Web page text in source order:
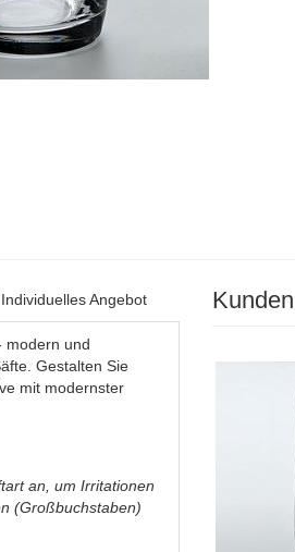
Individuelles Angebot
modern und
Gestalten Sie
mit modernster
an, um Irritationen
(Großbuchstaben)